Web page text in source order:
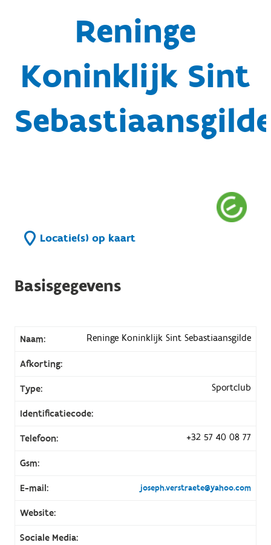
Reninge
Koninklijk Sint
Locatie(s) op kaart
Basisgegevens
Naam: Reninge Koninklijk Sint Sebastiaansgilde
Afkorting:
Type: Sportclub
Identificatiecode:
Telefoon: +32 57 40 08 77
Gsm:
E-mail: joseph.verstraete@yahoo.com
Website:
Sociale Media: